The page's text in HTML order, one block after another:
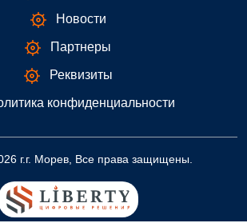
Новости
Партнеры
Реквизиты
конфиденциальности
г.г. Морев, Все права защищены.